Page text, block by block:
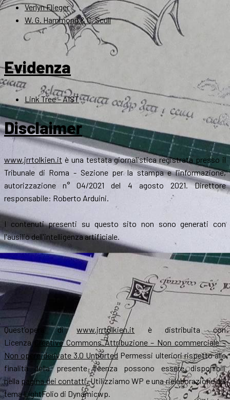
Verlyn Flieger
W. G. Hammond & C. Scull
Evidenza
Link Tree – AIST
Disclaimer
www.jrrtolkien.it è una testata giornalistica registrata presso il
Tribunale di Roma - Sezione per la stampa e l’informazione,
autorizzazione n° 04/2021 del 4 agosto 2021. Direttore
responsabile: Roberto Arduini.
I contenuti presenti su questo sito non sono generati con
l'ausilio dell'intelligenza artificiale.
Quest’opera diwww.jrrtolkien.it è distribuita con
Licenza Creative Commons Attribuzione – Non commerciale –
Non opere derivate 3.0 Unported Permessi ulteriori rispetto alle
finalità della presente licenza possono essere disponibili
nella pagina dei contatti. Utilizziamo WP e una rielaborazione del
tema LightFolio di Dynamicwp.